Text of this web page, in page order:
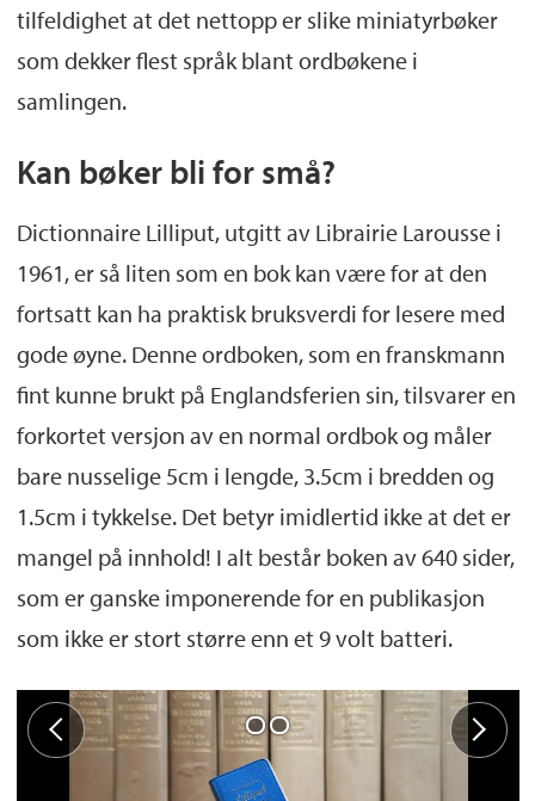
tilfeldighet at det nettopp er slike miniatyrbøker
som dekker flest språk blant ordbøkene i
samlingen.
Kan bøker bli for små?
Dictionnaire Lilliput, utgitt av Librairie Larousse i
1961, er så liten som en bok kan være for at den
fortsatt kan ha praktisk bruksverdi for lesere med
gode øyne. Denne ordboken, som en franskmann
fint kunne brukt på Englandsferien sin, tilsvarer en
forkortet versjon av en normal ordbok og måler
bare nusselige 5cm i lengde, 3.5cm i bredden og
1.5cm i tykkelse. Det betyr imidlertid ikke at det er
mangel på innhold! I alt består boken av 640 sider,
som er ganske imponerende for en publikasjon
som ikke er stort større enn et 9 volt batteri.